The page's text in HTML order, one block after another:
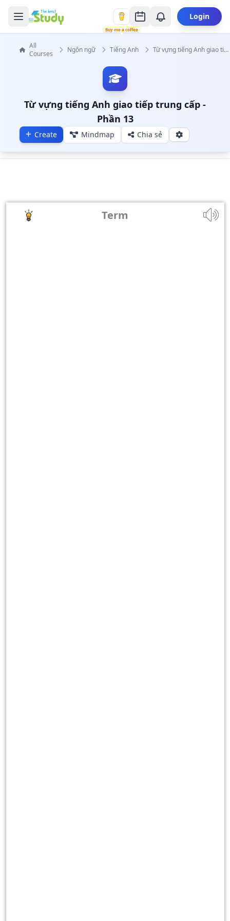
Buy me a coffee
Login
All
Courses
Ngôn ngữ Tiếng Anh Từ vựng tiếng Anh giao tiếp trung cấp
Từ vựng tiếng Anh giao tiếp trung cấp -
Phần 13
Create Mindmap Chia sẻ
Term